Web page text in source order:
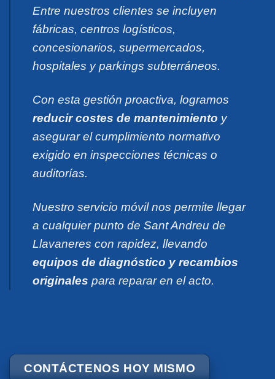
Entre nuestros clientes se incluyen
fábricas, centros logísticos,
concesionarios, supermercados,
hospitales y parkings subterráneos.
Con esta gestión proactiva, logramos
reducir costes de mantenimiento y
asegurar el cumplimiento normativo
exigido en inspecciones técnicas o
auditorías.
Nuestro servicio móvil nos permite llegar
a cualquier punto de Sant Andreu de
Llavaneres con rapidez, llevando
equipos de diagnóstico y recambios
originales para reparar en el acto.
CONTÁCTENOS HOY MISMO